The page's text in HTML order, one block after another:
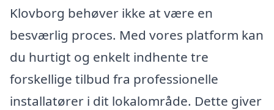
Klovborg behøver ikke at være en
besværlig proces. Med vores platform kan
du hurtigt og enkelt indhente tre
forskellige tilbud fra professionelle
installatører i dit lokalområde. Dette giver